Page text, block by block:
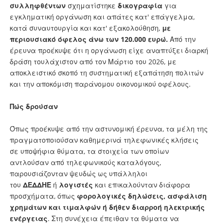
συλληφθέντων σχηματίστηκε δικογραφία για
εγκληματική οργάνωση και απάτες κατ' επάγγελμα,
κατά συναυτουργία και κατ' εξακολούθηση, με
περιουσιακό όφελος άνω των 120.000 ευρώ. Από την
έρευνα προέκυψε ότι η οργάνωση είχε αναπτύξει διαρκή
δράση τουλάχιστον από τον Μάρτιο του 2026, με
αποκλειστικό σκοπό τη συστηματική εξαπάτηση πολιτών
και την αποκόμιση παράνομου οικονομικού οφέλους.
Πώς δρούσαν
Όπως προέκυψε από την αστυνομική έρευνα, τα μέλη της
πραγματοποιούσαν καθημερινά τηλεφωνικές κλήσεις
σε υποψήφια θύματα, τα στοιχεία των οποίων
αντλούσαν από τηλεφωνικούς καταλόγους,
παρουσιάζονταν ψευδώς ως υπάλληλοι
του ΔΕΔΔΗΕ ή λογιστές και επικαλούνταν διάφορα
προσχήματα, όπως φορολογικές δηλώσεις, ασφάλιση
χρημάτων και τιμαλφών ή δήθεν διαρροή ηλεκτρικής
ενέργειας. Στη συνέχεια έπειθαν τα θύματα να